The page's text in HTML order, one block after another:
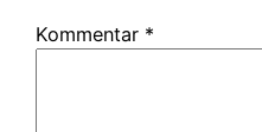
Kommentar *